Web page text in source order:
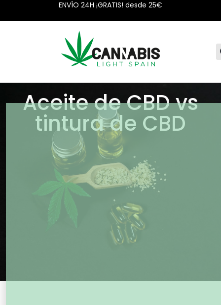
ENVÍO 24H ¡GRATIS! desde 25€
Aceite de CBD vs
tintura de CBD